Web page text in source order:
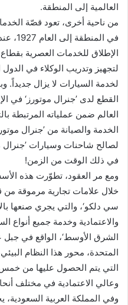
العالمية إلى المنطقة.
من ناحية أخرى، تعود قصّة
في
الإطلاق للخدمات العصرية
لتجهيز وتدريب الوكلاء في
القطع لدى ’جنرال موتورز‘ في
العالم ضمن عملياته المرتبطة
الخدمة والصيانة من ’جنرال
لصالح شاحنات وسيارات ’جنرال
في ذلك الوقت من الزمن!
ومع مر العقود، تطوّرت هذه
خلال علامات تجارية مرموقة من
سي دلكو‘، والتي يجري صنعها
والاعتمادية وخدمة جميع أنواع
الشرق الأوسط‘، الواقع في جبل
المتحدة، محور هذا النظام
التي يتم الحصول عليها من خمس
وعالي الاعتمادية في مختلف
وفي المملكة العربية السعودية،